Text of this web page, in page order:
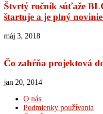
Štvrtý ročník súťaže
štartuje a je plný
máj 3, 2018
Čo zahŕňa projektová
jan 20, 2014
O nás
Podmienky používania